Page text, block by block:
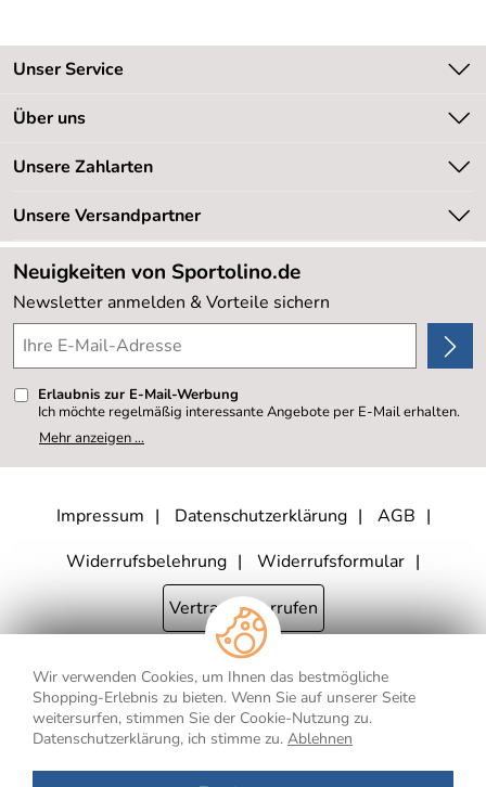
Wir verwenden Cookies, um Ihnen das bestmögliche
Shopping-Erlebnis zu bieten. Wenn Sie auf unserer Seite
weitersurfen, stimmen Sie der Cookie-Nutzung zu.
Datenschutzerklärung, ich stimme zu. Ablehnen
Unser Service
Kontakt
Newsletter
Retourenabwicklung
Lieferbedingungen
Kundenlogin
Über uns
Unsere Bestseller
Neu
Sale %
Kundenbewertungen (20.177)
4,8/5*****
Unsere Zahlarten
Unsere Versandpartner
Neuigkeiten von Sportolino.de
Newsletter anmelden & Vorteile sichern
Erlaubnis zur E-Mail-Werbung
Ich möchte regelmäßig interessante Angebote per E-Mail erhalten.
Meine E-Mail-Adresse wird nicht an andere Unternehmen
weitergegeben. Zu statistischen Zwecken wird in anonymer Form
kann ich jederzeit mit Wirkung für die Zukunft widerrufen, indem ich
den Link "Abmelden" am Ende des Newsletters anklicke oder die
Datenschutzerklärung habe ich zur Kenntnis genommen.
Mehr anzeigen ...
Impressum Datenschutzerklärung
AGB
Widerrufsbelehrung
Widerrufsformular
Vertrag widerrufen
* Alle Preisangaben inkl. MwSt., bis 250,- € Bestellwert zzgl.
Versandkosten, ab 250,- € Bestellwert inkl.Versandkosteninnerhalb
Deutschlands
** Gilt für Lieferungen nach Deutschland. Lieferzeiten für andere Länder